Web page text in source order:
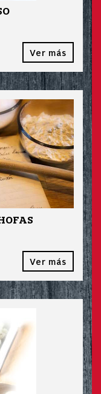
Ver más
Ver más